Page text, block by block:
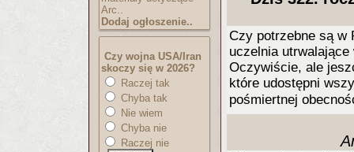
Arc..
Dodaj ogłoszenie..
Czy wojna USA/Iran
skoczy się w 2026?
Raczej tak
Chyba tak
Nie wiem
Chyba nie
Raczej nie
Czy potrzebne są w
uczelnia
Oczywiście, ale
które udostępni
pośmiertnej